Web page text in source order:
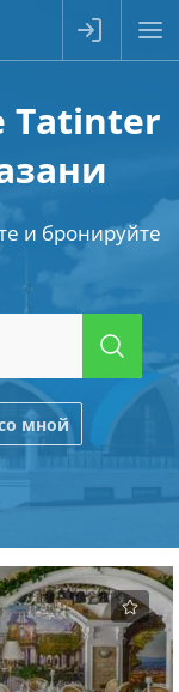
Tatinter
и бронируйте
мной